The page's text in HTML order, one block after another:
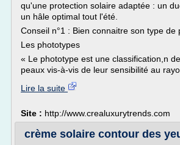
qu'une protection solaire adaptée : un
un hâle optimal tout l'été.
Conseil n°1 : Bien connaitre son type de
Les phototypes
« Le phototype est une classification,n
peaux vis-à-vis de leur sensibilité au
Lire la suite
Site : http://www.crealuxurytrends.com
crème solaire contour des